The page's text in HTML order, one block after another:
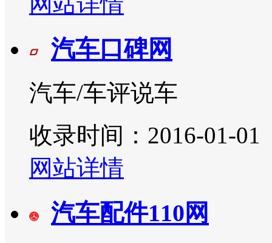
汽车口碑网
汽车/车评说车
收录时间：2016-01-01
网站详情
汽车配件110网